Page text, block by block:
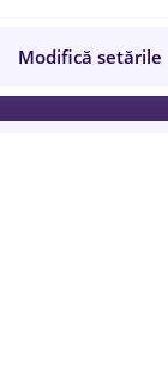
Modifică setările